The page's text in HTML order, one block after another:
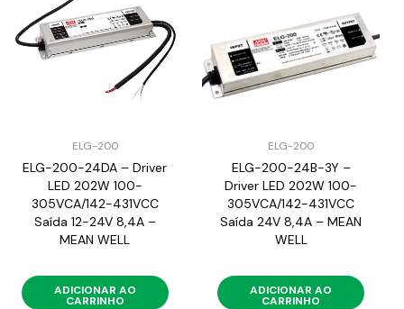
ELG-200
ELG-200-24DA – Driver
LED 202W 100-
305VCA/142-431VCC
Saída 12-24V 8,4A –
MEAN WELL
ADICIONAR AO
CARRINHO
ELG-200
ELG-200-24B-3Y –
Driver LED 202W 100-
305VCA/142-431VCC
Saída 24V 8,4A – MEAN
WELL
ADICIONAR AO
CARRINHO